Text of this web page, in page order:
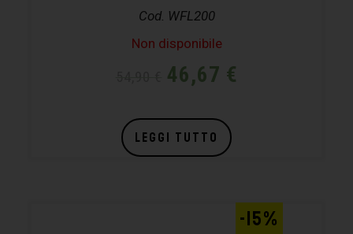
Cod. WFL200
Non disponibile
46,67 €
LEGGI TUTTO
-15%